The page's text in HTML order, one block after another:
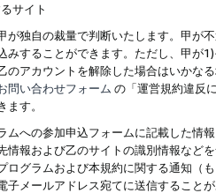
サイト
が独自の裁量で判断いたします。甲が
みすることができます。ただし、甲が
のアカウントを解除した場合はいかな
問い合わせフォーム の「運営規約違反
す。
ムへの参加申込フォームに記載した情
情報および乙のサイトの識別情報など
ログラムおよび本規約に関する通知（
子メールアドレス宛てに送信すること